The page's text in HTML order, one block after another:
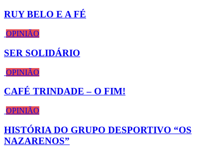
RUY BELO E A FÉ
OPINIÃO
SER SOLIDÁRIO
OPINIÃO
CAFÉ TRINDADE – O FIM!
OPINIÃO
HISTÓRIA DO GRUPO DESPORTIVO “OS
NAZARENOS”